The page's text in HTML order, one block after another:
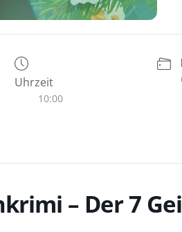
Uhrzeit
10:00
– Der 7